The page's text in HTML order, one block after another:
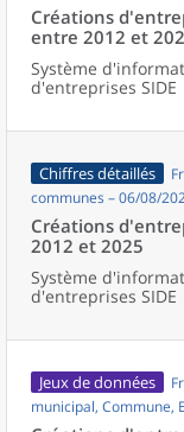
Créations
entre 2012 et
Système
d'entreprises SIDE
Chiffres détaillés
communes – 06/08/
Créations
2012 et 2025
Système
d'entreprises SIDE
Jeux de données
municipal, Commune,